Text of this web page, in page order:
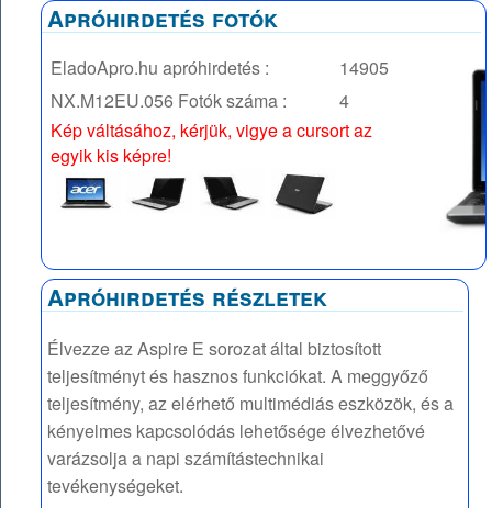
Apróhirdetés fotók
EladoApro.hu apróhirdetés :
14905
NX.M12EU.056 Fotók száma :
4
Kép váltásához, kérjük, vigye a cursort az
egyik kis képre!
Apróhirdetés részletek
Élvezze az Aspire E sorozat által biztosított
teljesítményt és hasznos funkciókat. A meggyőző
teljesítmény, az elérhető multimédiás eszközök, és a
kényelmes kapcsolódás lehetősége élvezhetővé
varázsolja a napi számítástechnikai
tevékenységeket.